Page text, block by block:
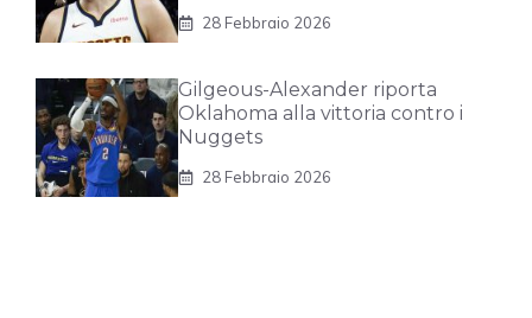
28 Febbraio 2026
Gilgeous-Alexander riporta
Oklahoma alla vittoria contro i
Nuggets
28 Febbraio 2026